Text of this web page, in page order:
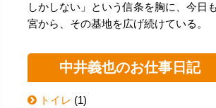
しかしない」という信条を胸に、今日
宮から、その基地を広げ続けている。
中井義也のお仕事日記
トイレ (1)